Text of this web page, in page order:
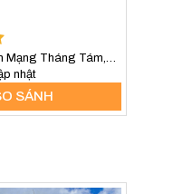
Mạng Tháng Tám,
TP.HCM
nhật
SÁNH